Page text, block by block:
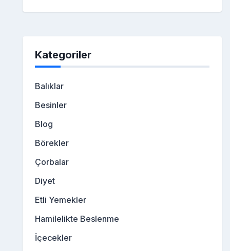
Kategoriler
Balıklar
Besinler
Blog
Börekler
Çorbalar
Diyet
Etli Yemekler
Hamilelikte Beslenme
İçecekler